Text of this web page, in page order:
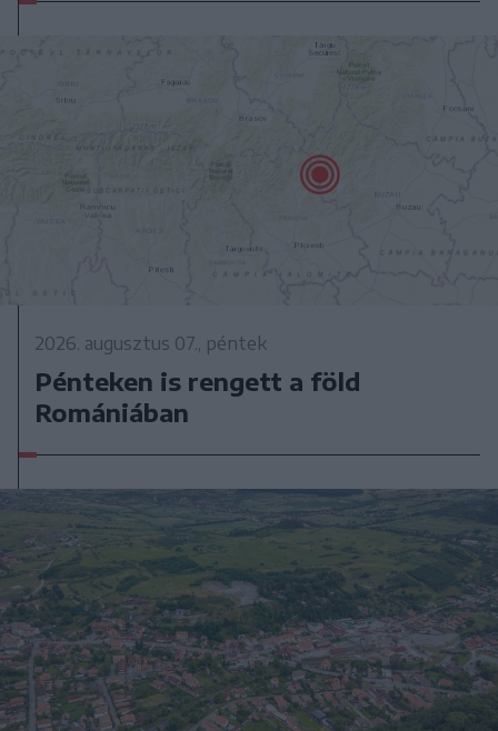
2026. augusztus 07., péntek
Pénteken is rengett a föld
Romániában